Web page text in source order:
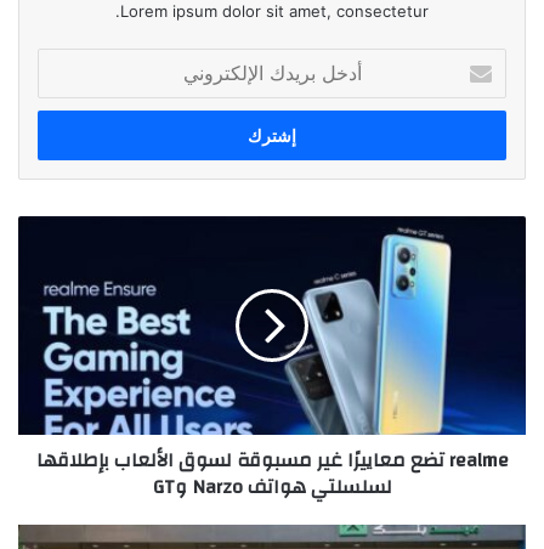
Lorem ipsum dolor sit amet, consectetur.
بريدك
الإلكتروني
الألعاب
بإطلاقها
لسلسلتي
هواتف
realme تضع معاييرًا غير مسبوقة لسوق الألعاب بإطلاقها
لسلسلتي هواتف Narzo وGT
الجارحي